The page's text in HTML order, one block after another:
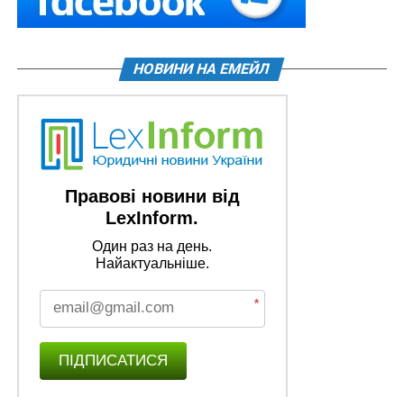
НОВИНИ НА ЕМЕЙЛ
Правові новини від
LexInform.
Один раз на день.
Найактуальніше.
*
ПІДПИСАТИСЯ